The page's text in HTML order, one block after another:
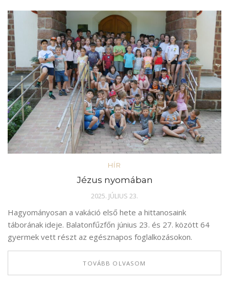
HÍR
Jézus nyomában
2025. JÚLIUS 23.
Hagyományosan a vakáció első hete a hittanosaink
táborának ideje. Balatonfűzfőn június 23. és 27. között 64
gyermek vett részt az egésznapos foglalkozásokon.
TOVÁBB OLVASOM